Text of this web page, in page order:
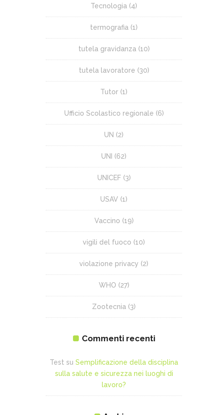
Tecnologia (4)
termografia (1)
tutela gravidanza (10)
tutela lavoratore (30)
Tutor (1)
Ufficio Scolastico regionale (6)
UN (2)
UNI (62)
UNICEF(3)
USAV (1)
Vaccino (19)
vigili del fuoco (10)
violazione privacy (2)
WHO (27)
Zootecnia (3)
Commenti recenti
Test su Semplificazione della disciplina
sulla salute e sicurezza nei luoghi di
lavoro?